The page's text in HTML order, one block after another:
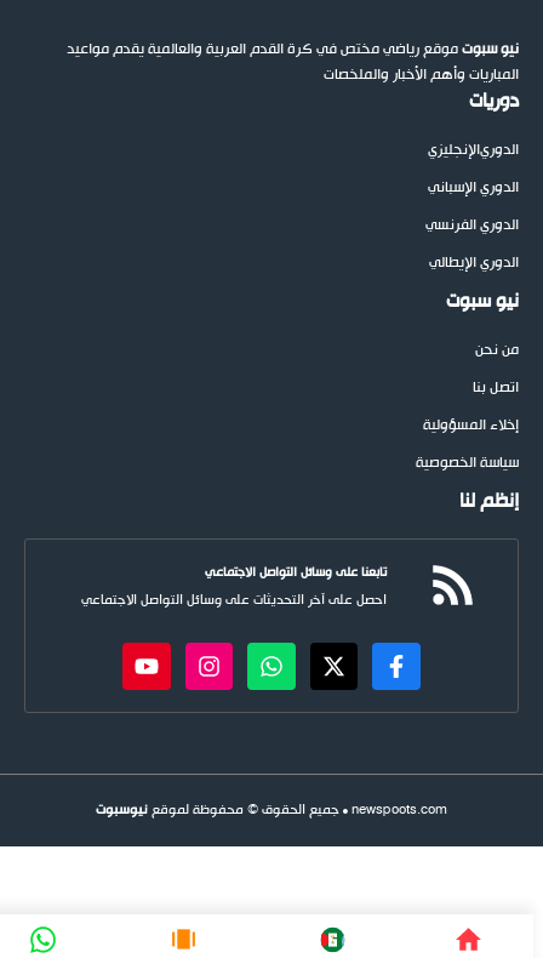
نيو سبوتموقع رياضي مختص في كرة القدم العربية والعالمية يقدم مواعيد
المباريات وأهم الأخبار والملخصات
دوريات
الدوريالإنجليزي
الدوري الإسباني
الدوري الفرنسي
الدوري الإيطالي
نيو سبوت
من نحن
اتصل بنا
إخلاء المسؤولية
سياسة الخصوصية
إنظم لنا
تابعنا على وسائل التواصل الاجتماعي
احصل على آخر التحديثات على وسائل التواصل الاجتماعي
newspoots.com • جميع الحقوق © محفوظة لموقع نيوسبوت